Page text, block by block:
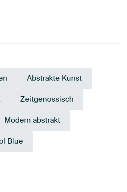
Abstrakte Kunst
Zeitgenössisch
Modern abstrakt
Blue